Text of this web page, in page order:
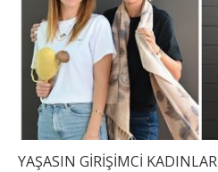
YAŞASIN GİRİŞİMCİ KADINLAR